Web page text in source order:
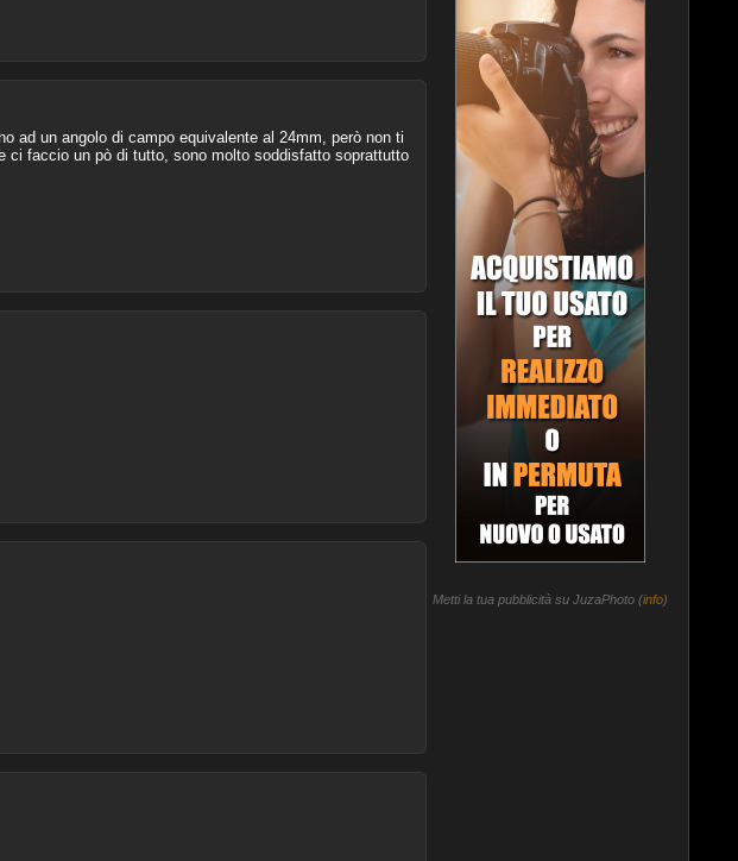
ad un angolo di campo equivalente al 24mm, però non ti
ci faccio un pò di tutto, sono molto soddisfatto soprattutto
Metti la tua pubblicità su JuzaPhoto (info)